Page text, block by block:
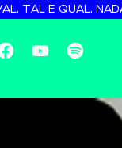
E QUAL. NADA A